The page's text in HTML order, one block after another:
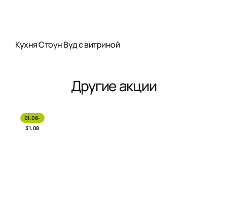
Кухня Стоун Вуд с витриной
Другие акции
01.08-
31.08